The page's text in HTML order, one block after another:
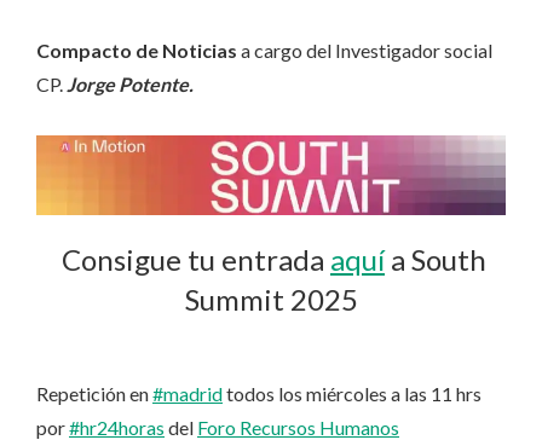
Compacto de Noticias a cargo del Investigador social
CP.Jorge Potente.
Consigue tu entrada aquía South
Summit 2025
Repetición en#madridtodos los miércoles a las 11 hrs
por#hr24horas del Foro Recursos Humanos